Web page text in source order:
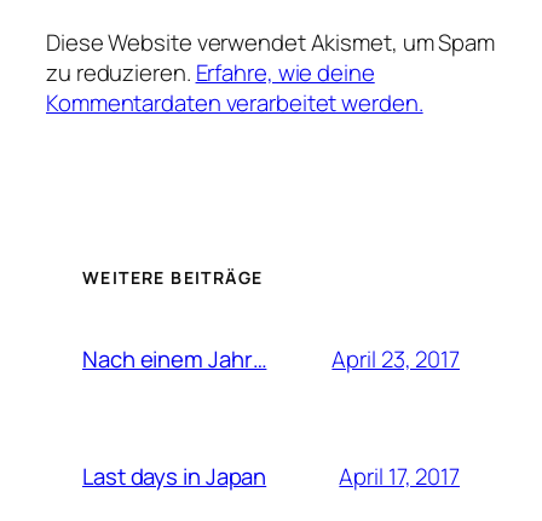
Diese Website verwendet Akismet, um Spam
zu reduzieren. Erfahre, wie deine
Kommentardaten verarbeitet werden.
WEITERE BEITRÄGE
Nach einem Jahr… April 23, 2017
Last days in Japan April 17, 2017